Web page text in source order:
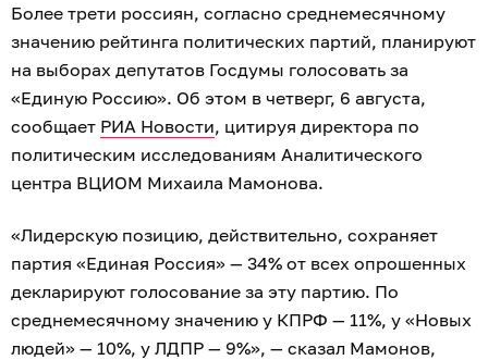
Более трети россиян, согласно среднемесячному
значению рейтинга политических партий, планируют
на выборах депутатов Госдумы голосовать за
«Единую Россию». Об этом в четверг, 6 августа,
сообщает РИА Новости, цитируя директора по
политическим исследованиям Аналитического
центра ВЦИОМ Михаила Мамонова.
«Лидерскую позицию, действительно, сохраняет
партия «Единая Россия» — 34% от всех опрошенных
декларируют голосование за эту партию. По
среднемесячному значению у КПРФ — 11%, у «Новых
людей» — 10%, у ЛДПР — 9%», — сказал Мамонов,